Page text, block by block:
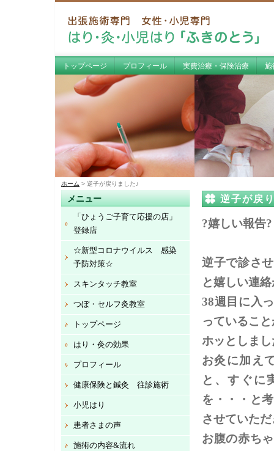
トップページ プロフィール 実費治療・保険治療 施
ホーム > 逆子が戻りました♪
逆子が戻
?嬉しい報告?
逆子で診さ
と嬉しい連
38週目に入
っているこ
ホッとしま
お灸に加え
と、すぐに
を・・・と
させていた
お腹の赤ち
メニュー
「ひょうご子育て応援の店」
登録店
☆新型コロナウイルス 感染
予防対策☆
スキンタッチ教室
つぼ・セルフ灸教室
トップページ
はり・灸の効果
プロフィール
健康保険と鍼灸 往診施術
小児はり
患者さまの声
施術の内容&流れ